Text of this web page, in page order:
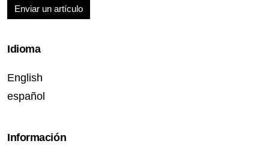
Enviar un artículo
Idioma
English
español
Información